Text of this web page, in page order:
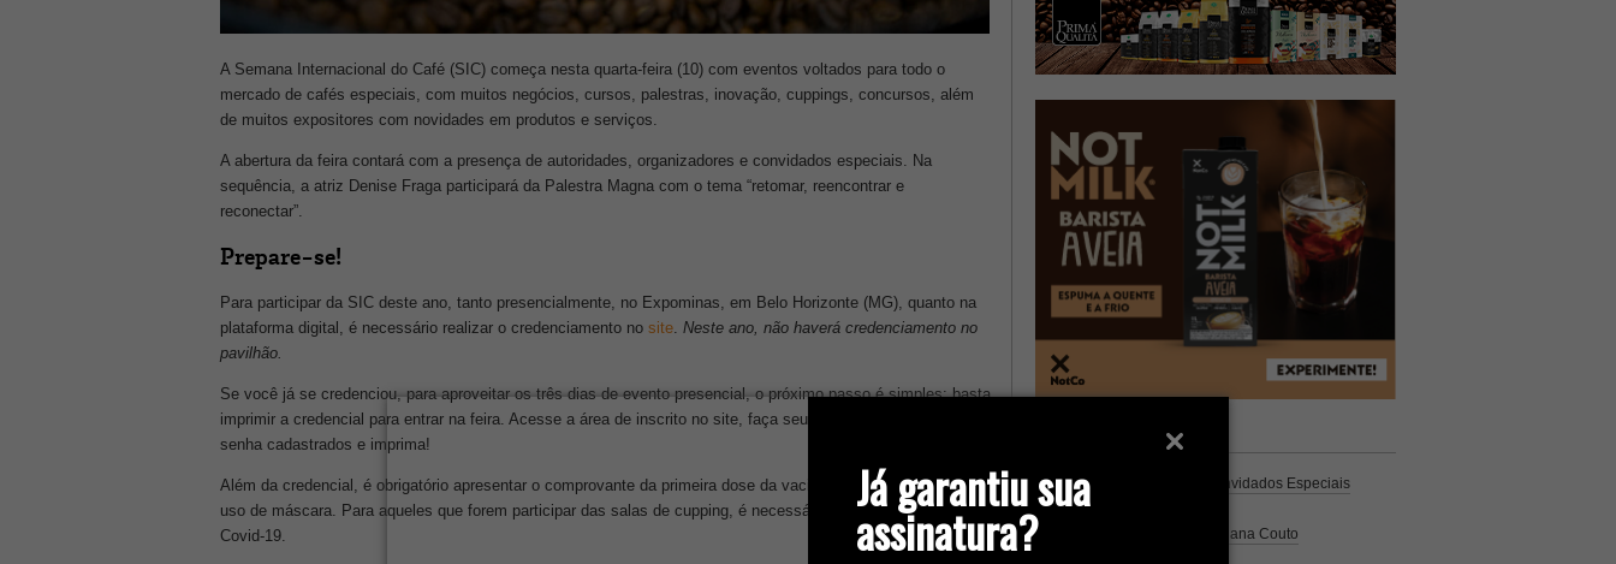
Já garantiu sua
assinatura?
A Semana Internacional do Café (SIC) começa nesta quarta-feira (10) com eventos voltados para todo o
mercado de cafés especiais, com muitos negócios, cursos, palestras, inovação, cuppings, concursos, além
de muitos expositores com novidades em produtos e serviços.
A abertura da feira contará com a presença de autoridades, organizadores e convidados especiais. Na
sequência, a atriz Denise Fraga participará da Palestra Magna com o tema “retomar, reencontrar e
reconectar”.
Prepare-se!
Para participar da SIC deste ano, tanto presencialmente, no Expominas, em Belo Horizonte (MG), quanto na
plataforma digital, é necessário realizar o credenciamento no site. Neste ano, não haverá credenciamento no
pavilhão.
Se você já se credenciou, para aproveitar os três dias de evento presencial, o próximo passo é simples: basta
imprimir a credencial para entrar na feira. Acesse a área de inscrito no site, faça seu login com o e-mail e
senha cadastrados e imprima!
Além da credencial, é obrigatório apresentar o comprovante da primeira dose da vacina contra a Covid-19 e o
uso de máscara. Para aqueles que forem participar das salas de cupping, é necessário teste negativo para
Covid-19.
Espresso
Coluna Café por Convidados Especiais
por Cristiana Couto